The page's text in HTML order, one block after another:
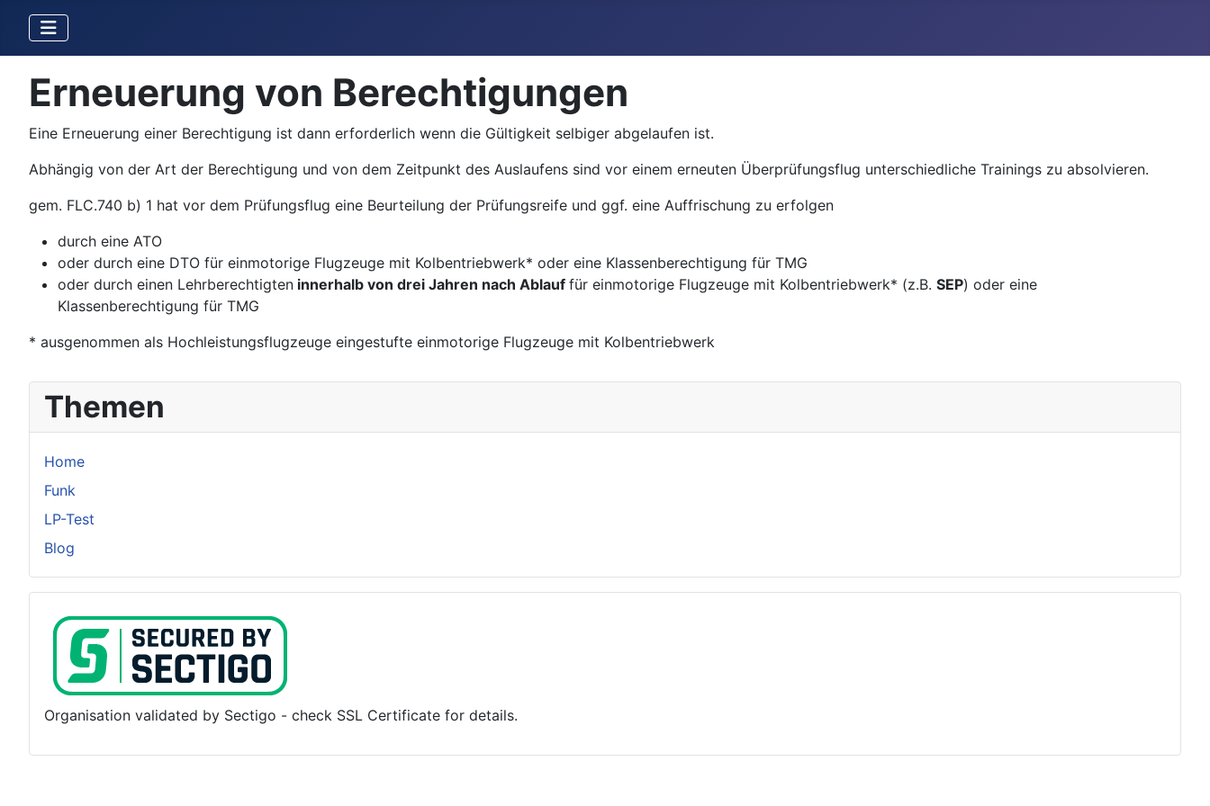
Erneuerung von Berechtigungen
Eine Erneuerung einer Berechtigung ist dann erforderlich wenn die Gültigkeit selbiger abgelaufen ist.
Abhängig von der Art der Berechtigung und von dem Zeitpunkt des Auslaufens sind vor einem erneuten Überprüfungsflug unterschiedliche Trainings zu absolvieren.
gem. FLC.740 b) 1 hat vor dem Prüfungsflug eine Beurteilung der Prüfungsreife und ggf. eine Auffrischung zu erfolgen
durch eine ATO
oder durch eine DTO für einmotorige Flugzeuge mit Kolbentriebwerk* oder eine Klassenberechtigung für TMG
oder durch einen Lehrberechtigten innerhalb von drei Jahren nach Ablauf für einmotorige Flugzeuge mit Kolbentriebwerk* (z.B. SEP) oder eine
Klassenberechtigung für TMG
* ausgenommen als Hochleis­tungsflugzeuge eingestufte einmotorige Flugzeuge mit Kolbentriebwerk
Themen
Home
Funk
LP-Test
Blog
Organisation validated by Sectigo - check SSL Certificate for details.